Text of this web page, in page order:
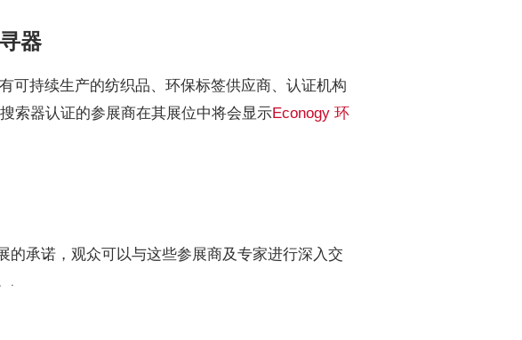
器
可持续生产的纺织品、环保标签供应商、认证机构
索器认证的参展商在其展位中将会显示Econogy 环
的承诺，观众可以与这些参展商及专家进行深入交
.